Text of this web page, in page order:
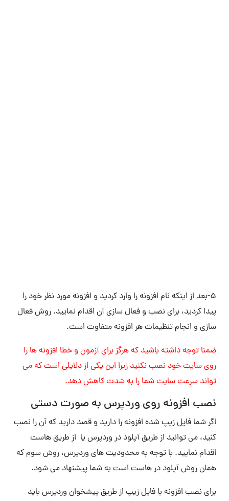
۵-بعد از اینکه نام افزونه را وارد کردید و افزونه مورد نظر خود را
پیدا کردید، برای نصب و فعال سازی آن اقدام نمایید. روش فعال
سازی و انجام تنظیمات هر افزونه متفاوت است.
ضمنا توجه داشته باشید که هرگز برای آزمون و خطا افزونه ها را
روی سایت خود نصب نکنید زیرا این یکی از دلایلی است که می
تواند سرعت سایت شما را به شدت کاهش دهد.
نصب افزونه روی وردپرس به صورت دستی
اگر شما فایل زیپ شده افزونه را دارید و قصد دارید که آن را نصب
کنید، می توانید از طریق آپلود در وردپرس یا از طریق هاست
اقدام نمایید. با توجه به محدودیت های وردپرس، روش سوم که
همان روش آپلود در هاست است به شما پیشنهاد می شود.
برای نصب افزونه با فایل زیپ از طریق پیشخوان وردپرس باید